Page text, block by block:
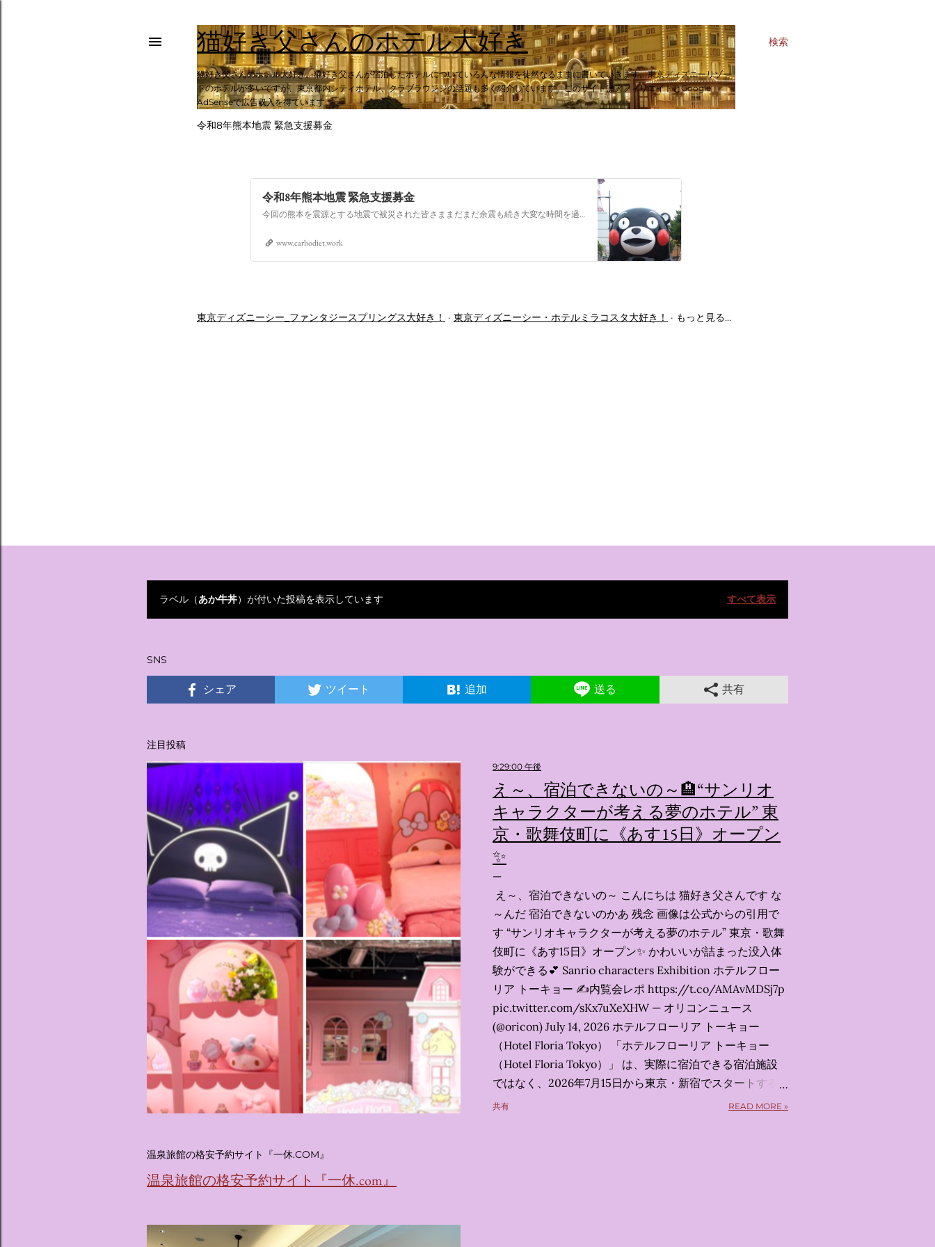
検索
猫好き父さんのホテル大好き
猫好き父さんのホテル大好き。猫好き父さんが宿泊したホテルについていろんな情報を徒然なるままに書いていきます。東京ディズニーリゾー
トのホテルが多いですが、東京都内シティホテル、クラブラウンジの話題も多く紹介しています。このサイトはアフィリエイトとGoogle
AdSenseで広告収入を得ています。
令和8年熊本地震 緊急支援募金
令和8年熊本地震 緊急支援募金
今回の熊本を震源とする地震で被災された皆さままだまだ余震も続き大変な時間を過ごされていると思います。心よりお見舞い申し上げます
www.carbodiet.work
東京ディズニーシー_ファンタジースプリングス大好き！ 東京ディズニーシー・ホテルミラコスタ大好き！ もっと見る…
投ラベル（あか牛丼）が付いた投稿を表示しています すべて表示
SNS
シェア ツイート 追加 送る 共有
注目投稿
9:29:00 午後
え～、宿泊できないの～🏨“サンリオ
キャラクターが考える夢のホテル” 東
京・歌舞伎町に《あす15日》オープン
✨️
え～、宿泊できないの～ こんにちは 猫好き父さんです な
～んだ 宿泊できないのかあ 残念 画像は公式からの引用で
す “サンリオキャラクターが考える夢のホテル” 東京・歌舞
伎町に《あす15日》オープン✨️ かわいいが詰まった没入体
験ができる💕 Sanrio characters Exhibition ホテルフロー
リア トーキョー ✍️内覧会レポ https://t.co/AMAvMDSj7p
pic.twitter.com/sKx7uXeXHW — オリコンニュース
(@oricon) July 14, 2026 ホテルフローリア トーキョー
（Hotel Floria Tokyo） 「ホテルフローリア トーキョー
（Hotel Floria Tokyo）」 は、実際に宿泊できる宿泊施設
ではなく、2026年7月15日から東京・新宿でスタートする
サンリオキャラクターズの体験型・没入型展示イベント の
共有 READ MORE »
温泉旅館の格安予約サイト『一休.COM』
温泉旅館の格安予約サイト『一休.com』